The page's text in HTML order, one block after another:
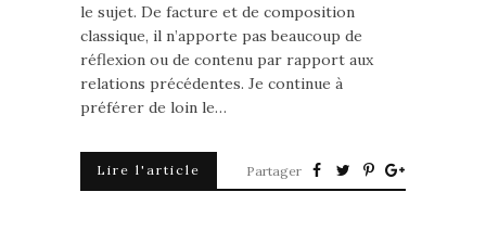
le sujet. De facture et de composition
classique, il n’apporte pas beaucoup de
réflexion ou de contenu par rapport aux
relations précédentes. Je continue à
préférer de loin le…
Lire l'article Partager